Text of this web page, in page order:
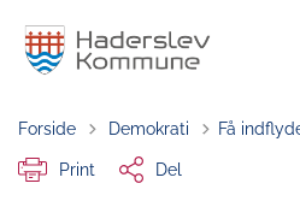
Forside Tilbage til
Demokrati Få
Print Del